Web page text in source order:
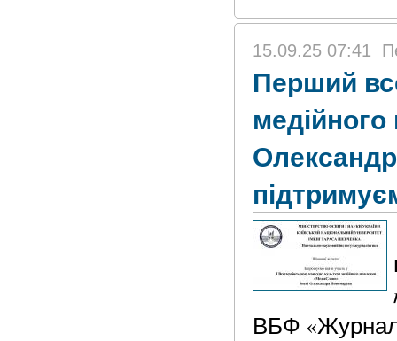
15.09.25 07:41
Перший
ВБФ